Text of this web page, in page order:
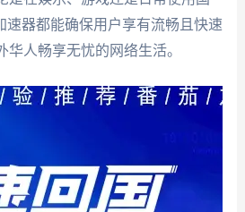
速器都能确保用户享有流畅且快速
华人畅享无忧的网络生活。